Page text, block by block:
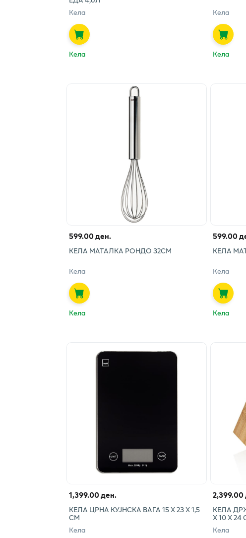
Кела
Кела
Кела
Кела
599.00 ден.
КЕЛА МАТАЛКА РОНДО 32СМ
Кела
Кела
599.00
КЕЛА
Кела
Кела
1,399.00 ден.
КЕЛА ЦРНА КУЈНСКА ВАГА 15 Х 23 Х 1,5
СМ
Кела
2,399.00
КЕЛА
Х 10 Х 24
Кела